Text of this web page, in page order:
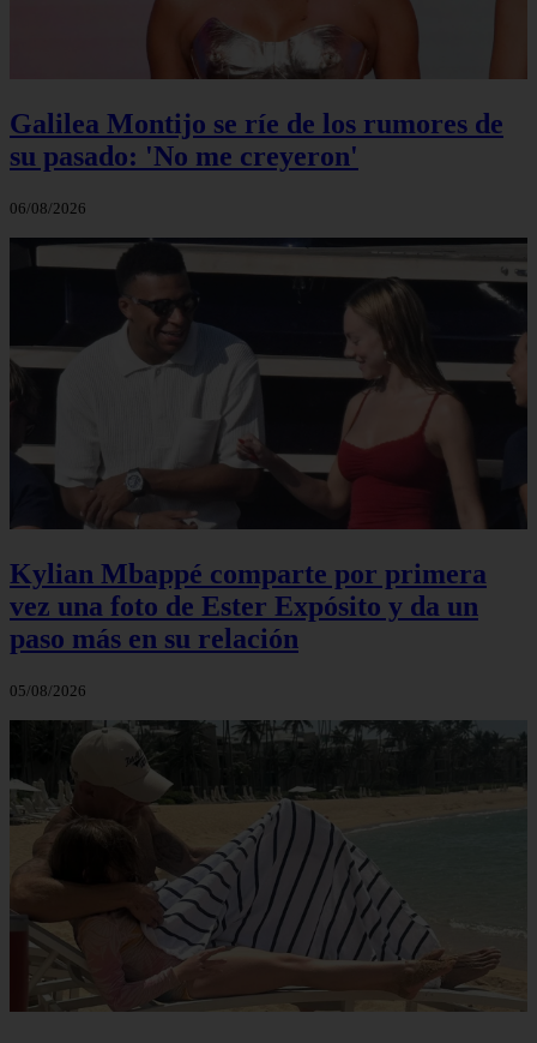
Galilea Montijo se ríe de los rumores de
su pasado: 'No me creyeron'
06/08/2026
Kylian Mbappé comparte por primera
vez una foto de Ester Expósito y da un
paso más en su relación
05/08/2026